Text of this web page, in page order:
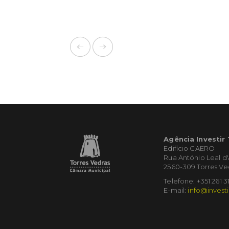
Agência Investir
Edifício CAERO
Rua António Leal
2560-309 Torres
Telefone: +351 261
E-mail: